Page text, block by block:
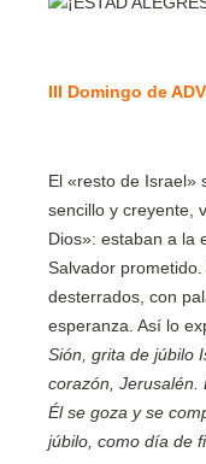
III Domingo de
El «resto de Israel»
sencillo y creyente,
Dios»: estaban a la
Salvador
desterrados, con
esperanza. Así lo
Sión, grita de júbilo
corazón,
Él se goza y se
júbilo, como día de